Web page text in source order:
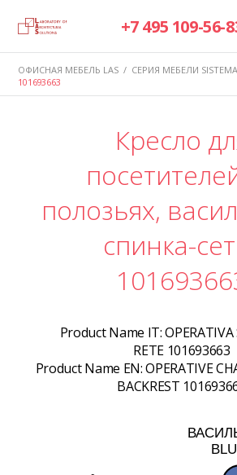
+7 495 109-56-
ОФИСНАЯ МЕБЕЛЬ LAS / СЕРИЯ МЕБЕЛИ SISTEMA
101693663
Кресло
полозьях,
спинка-
Product Name IT:
RETE 101693663
Product Name EN:OPERATIVE
BACKREST